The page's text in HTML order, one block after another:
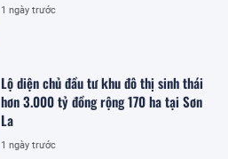
1 ngày trước
Lộ diện chủ đầu tư khu đô thị sinh thái
hơn 3.000 tỷ đồng rộng 170 ha tại Sơn
La
1 ngày trước